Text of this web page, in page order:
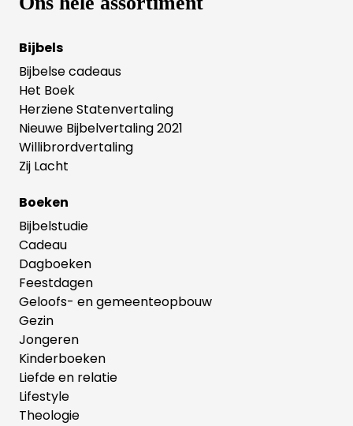
Bijbels
Bijbelse cadeaus
Het Boek
Herziene Statenvertaling
Nieuwe Bijbelvertaling 2021
Willibrordvertaling
Zij Lacht
Boeken
Bijbelstudie
Cadeau
Dagboeken
Feestdagen
Geloofs- en gemeenteopbouw
Gezin
Jongeren
Kinderboeken
Liefde en relatie
Lifestyle
Theologie